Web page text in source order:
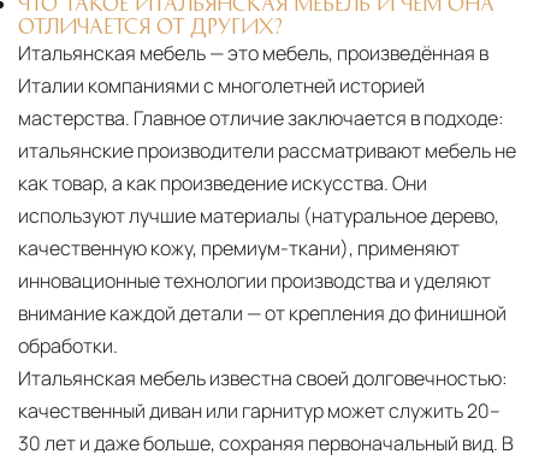
ОТЛИЧАЕТСЯ ОТ ДРУГИХ?
Итальянская мебель — это мебель, произведённая в
Италии компаниями с многолетней историей
мастерства. Главное отличие заключается в подходе:
итальянские производители рассматривают мебель не
как товар, а как произведение искусства. Они
используют лучшие материалы (натуральное дерево,
качественную кожу, премиум-ткани), применяют
инновационные технологии производства и уделяют
внимание каждой детали — от крепления до финишной
обработки.
Итальянская мебель известна своей долговечностью:
качественный диван или гарнитур может служить 20–
30 лет и даже больше, сохраняя первоначальный вид. В